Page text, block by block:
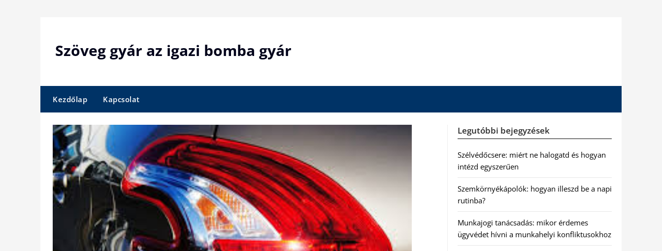
Szöveg gyár az igazi bomba gyár
Kezdőlap Kapcsolat
Legutóbbi bejegyzések
Szélvédőcsere: miért ne halogatd és hogyan
intézd egyszerűen
Szemkörnyékápolók: hogyan illeszd be a napi
rutinba?
Munkajogi tanácsadás: mikor érdemes
ügyvédet hívni a munkahelyi konfliktusokhoz